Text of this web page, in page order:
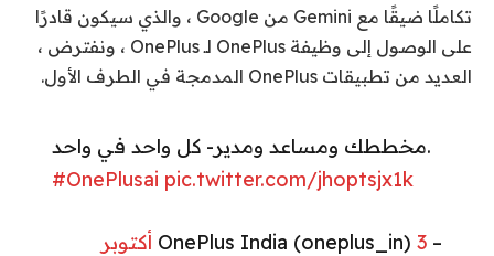
تكاملًا ضيقًا مع Gemini من Google ، والذي سيكون قادرًا
على الوصول إلى وظيفة OnePlus لـ OnePlus ، ونفترض ،
العديد من تطبيقات OnePlus المدمجة في الطرف الأول.
مخططك ومساعد ومدير- كل واحد في واحد.
#OnePlusai pic.twitter.com/jhoptsjx1k
– OnePlus India (oneplus_in)
3 أكتوبر